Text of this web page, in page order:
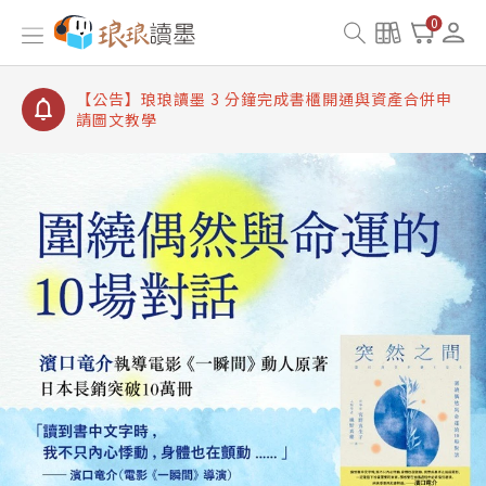
0
【公告】琅琅讀墨書櫃開通常見問題
【公告】琅琅讀墨 3 分鐘完成書櫃開通與資產合併申
【公告】琅琅書店服務升級重要說明及資產合併結果
查詢
【公告】琅琅讀墨數位閱讀資產合併與書櫃開通申請